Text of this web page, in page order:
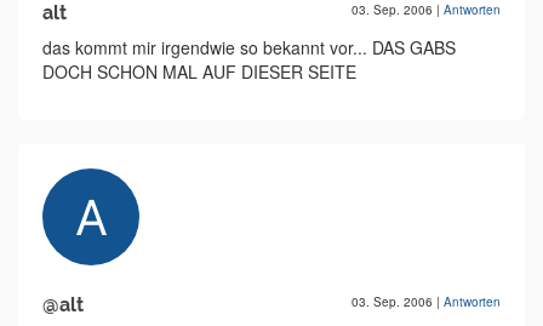
alt 03. Sep. 2006 | Antworten
das kommt mir irgendwie so bekannt vor... DAS GABS
DOCH SCHON MAL AUF DIESER SEITE
@alt 03. Sep. 2006 | Antworten